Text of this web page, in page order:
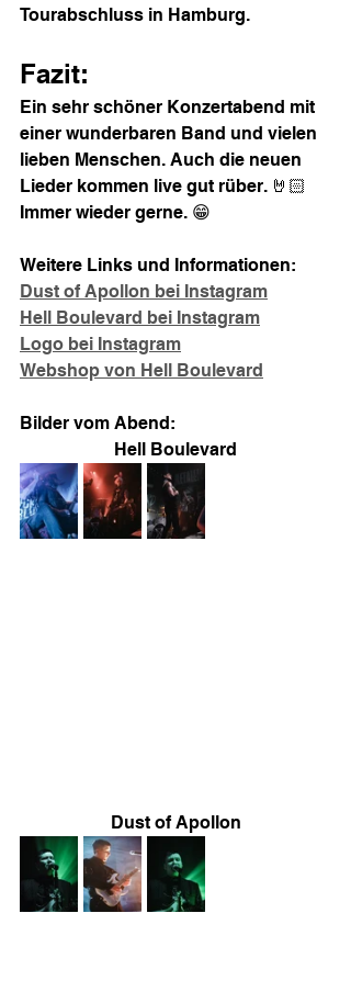
Tourabschluss in Hamburg.
Fazit:
Ein sehr schöner Konzertabend mit
einer wunderbaren Band und vielen
lieben Menschen. Auch die neuen
Lieder kommen live gut rüber. 🤘🏻
Immer wieder gerne. 😁
Weitere Links und Informationen:
Dust of Apollon bei Instagram
Hell Boulevard bei Instagram
Logo bei Instagram
Webshop von Hell Boulevard
Bilder vom Abend:
Hell Boulevard
Dust of Apollon